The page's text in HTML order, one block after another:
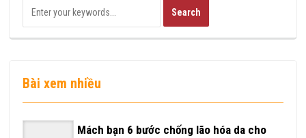
Bài xem nhiều
Mách bạn 6 bước chống lão hóa da cho